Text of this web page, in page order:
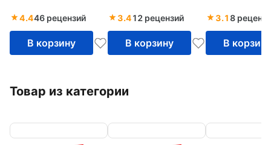
4.446 рецензий
В корзину
работами. ФГОС
3.412 рецензий
В корзину
3.1 8
В корзину
Товар из категории